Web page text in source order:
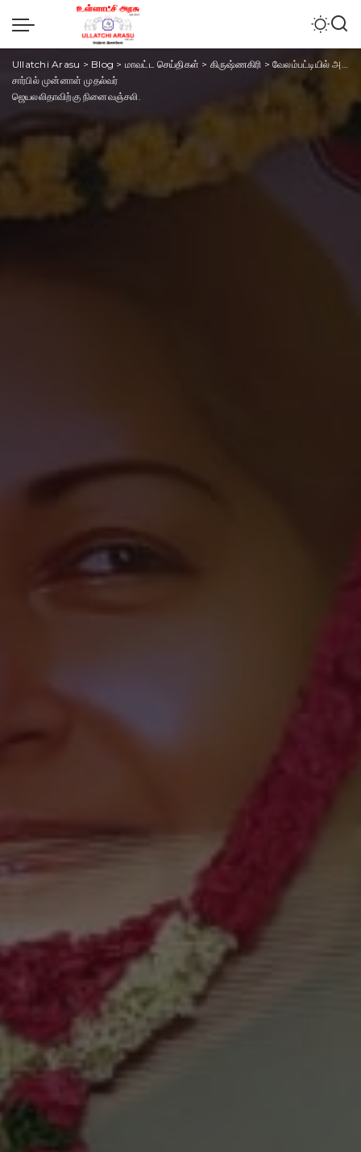
Ullatchi Arasu > Blog > மாவட்ட செய்திகள் > கிருஷ்ணகிரி >வேலம்பட்டியில் அதிமுக.
சார்பில் முன்னாள் முதல்வர்
ஜெயலலிதாவிற்கு நினைவஞ்சலி.